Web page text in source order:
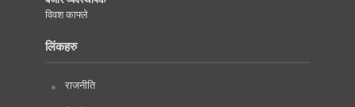
विवश काफ्ले
लिंकहरु
राजनीति